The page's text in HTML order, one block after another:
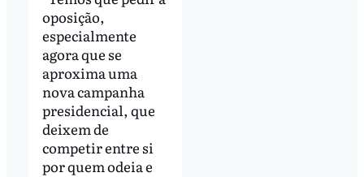
oposição,
especialmente
agora que se
aproxima uma
nova campanha
presidencial, que
deixem de
competir entre si
por quem odeia e